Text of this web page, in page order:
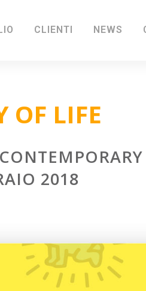
CLIENTI NEWS
OF LIFE
2018